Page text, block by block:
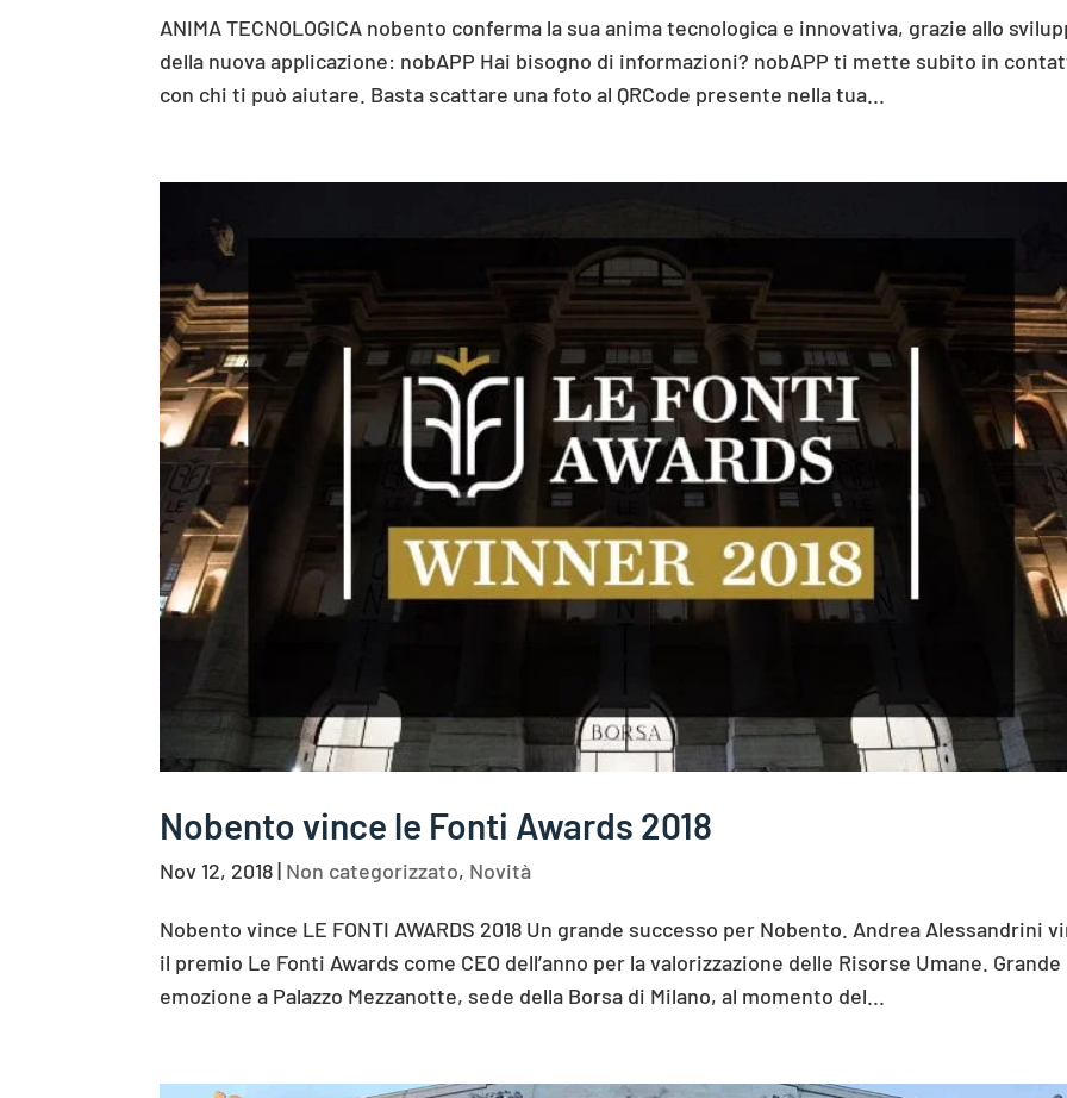
ANIMA TECNOLOGICA nobento conferma la sua anima tecnologica e innovativa, grazie allo
della nuova applicazione: nobAPP Hai bisogno di informazioni? nobAPP ti mette subito in
con chi ti può aiutare. Basta scattare una foto al QRCode presente nella tua...
Nobento vince le Fonti Awards 2018
Nov 12, 2018| Non categorizzato, Novità
Nobento vince LE FONTI AWARDS 2018 Un grande successo per Nobento. Andrea Alessandrini
il premio Le Fonti Awards come CEO dell’anno per la valorizzazione delle Risorse Umane. Grande
emozione a Palazzo Mezzanotte, sede della Borsa di Milano, al momento del...